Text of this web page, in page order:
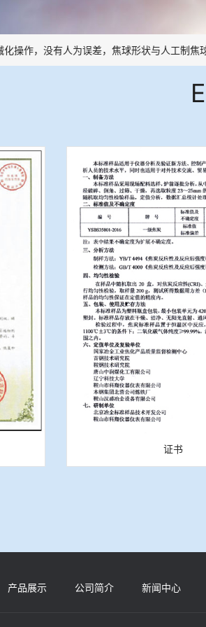
作，没有人为误差，焦球形状与人工制焦球
证书
产品展示 公司简介 新闻中心